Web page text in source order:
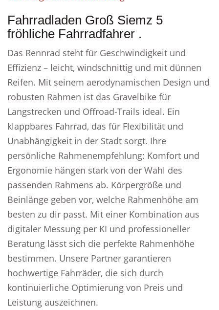
Fahrradladen Groß Siemz 5
fröhliche Fahrradfahrer .
Das Rennrad steht für Geschwindigkeit und
Effizienz – leicht, windschnittig und mit dünnen
Reifen. Mit seinem aerodynamischen Design und
robusten Rahmen ist das Gravelbike für
Langstrecken und Offroad-Trails ideal. Ein
klappbares Fahrrad, das für Flexibilität und
Unabhängigkeit in der Stadt sorgt. Ihre
persönliche Rahmenempfehlung: Komfort und
Ergonomie hängen stark von der Wahl des
passenden Rahmens ab. Körpergröße und
Beinlänge geben vor, welche Rahmenhöhe am
besten zu dir passt. Mit einer Kombination aus
digitaler Messung per KI und professioneller
Beratung lässt sich die perfekte Rahmenhöhe
bestimmen. Unsere Partner garantieren
hochwertige Fahrräder, die sich durch
kontinuierliche Optimierung von Preis und
Leistung auszeichnen.